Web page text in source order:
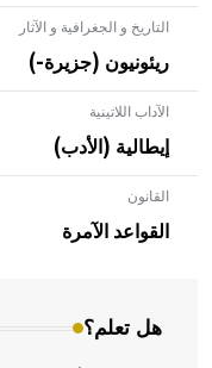
التاريخ و الجغرافية و الآثار
ريئونيون (جزيرة-)
الآداب اللاتينية
إيطالية (الأدب)
القانون
القواعد الآمرة
هل تعلم؟
- هل تعلم أن الأبلق
بالعمارة
المعمار على بناء